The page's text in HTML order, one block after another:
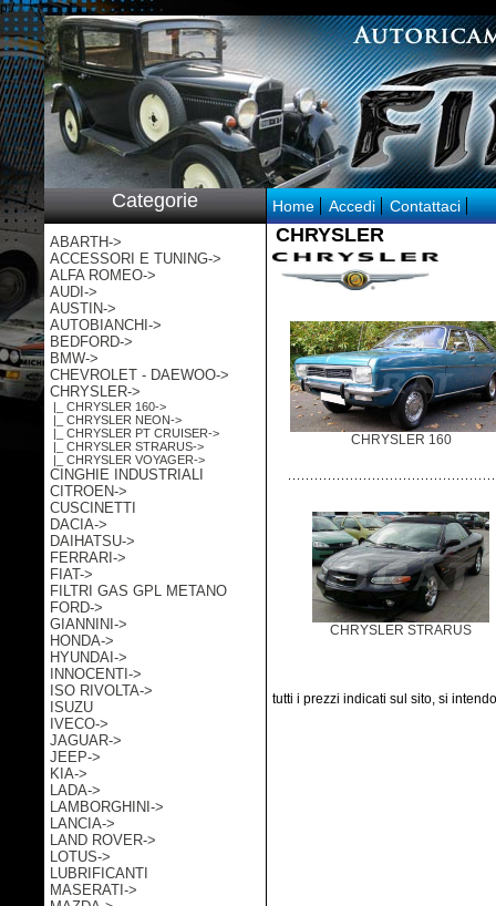
p:/
Categorie
ABARTH->
ACCESSORI E TUNING->
ALFA ROMEO->
AUDI->
AUSTIN->
AUTOBIANCHI->
BEDFORD->
BMW->
CHEVROLET - DAEWOO->
CHRYSLER->
|_ CHRYSLER 160->
|_ CHRYSLER NEON->
|_ CHRYSLER PT CRUISER->
|_ CHRYSLER STRARUS->
|_ CHRYSLER VOYAGER->
CINGHIE INDUSTRIALI
CITROEN->
CUSCINETTI
DACIA->
DAIHATSU->
FERRARI->
FIAT->
FILTRI GAS GPL METANO
FORD->
GIANNINI->
HONDA->
HYUNDAI->
INNOCENTI->
ISO RIVOLTA->
ISUZU
IVECO->
JAGUAR->
JEEP->
KIA->
LADA->
LAMBORGHINI->
LANCIA->
LAND ROVER->
LOTUS->
LUBRIFICANTI
MASERATI->
Home Accedi Contattaci
CHRYSLER
CHRYSLER 160
CHRYSLER STRARUS
tutti i prezzi indicati sul sito, si